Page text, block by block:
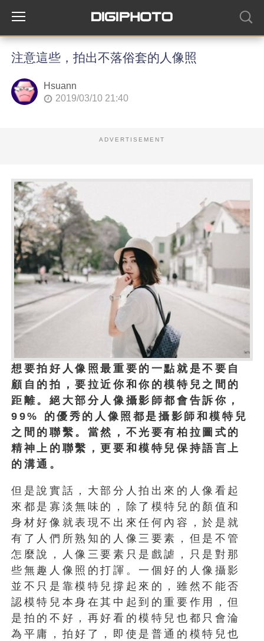
注意這些，拍出不落俗套的人像照
Hsuann
2019/03/10 21:40
ADVERTISEMENT
想要拍好人像照最重要的一點就是不要自
顧自的拍，要拉近你和你的模特兒之間的
距離。絕大部分人像攝影師都會告訴你，
99% 的優秀的人像照都是攝影師和模特兒
之間的聯繫。當然，不光要有柏拉圖式的
精神上的聯繫，更要和模特兒保持語言上
的溝通。
但是說實話，大部分人拍出來的人像看起
來都是寡淡無味的，除了模特兒的顏值和
身材好像就表現不出來任何內容，於是就
有了人們所熟知的人像三要素，但是不管
怎麼說，人像三要素只是戲謔，只是對那
些無趣人像照的打諢。一個好的人像攝影
並不只是靠模特兒撐起來的，雖然不能否
認模特兒本身在其中起到的重要作用，但
是拍的不好，再好看的模特兒也都只會淪
為平庸，拍好了，即使是普通的模特兒也